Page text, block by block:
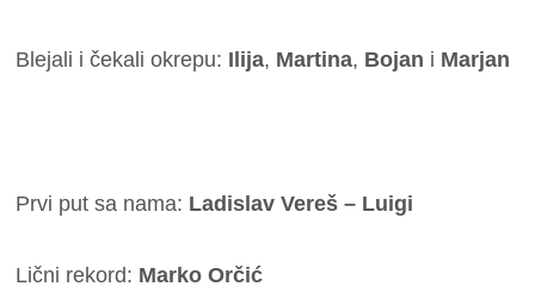
Blejali i čekali okrepu: Ilija, Martina, Bojan i Marjan
Prvi put sa nama: Ladislav Vereš – Luigi
Lični rekord: Marko Orčić